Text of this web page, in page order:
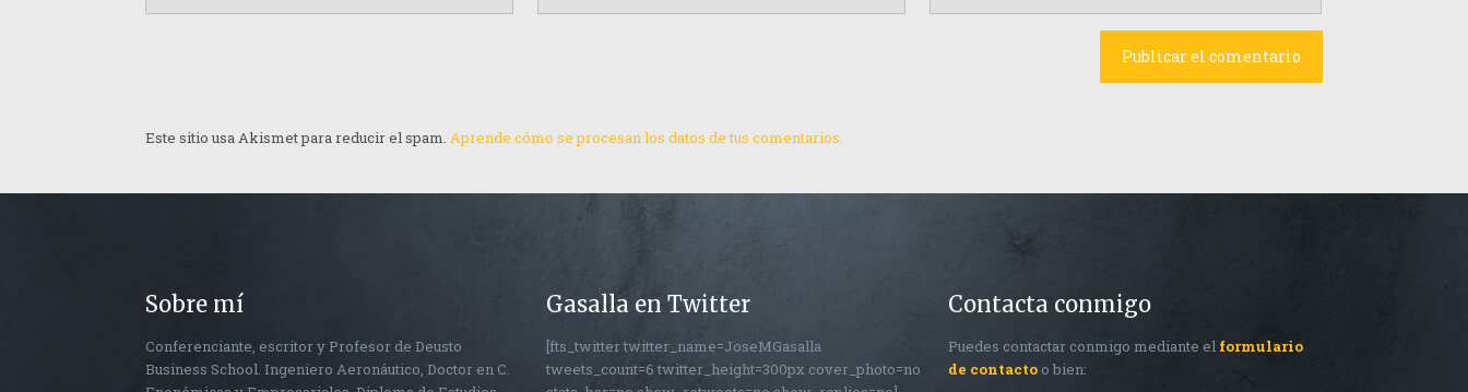
Este sitio usa Akismet para reducir el spam. Aprende cómo se procesan los datos de tus comentarios.
Sobre mí
Conferenciante, escritor y Profesor de Deusto
Business School. Ingeniero Aeronáutico, Doctor en C.
Gasalla en Twitter
[fts_twitter twitter_name=JoseMGasalla
tweets_count=6 twitter_height=300px cover_photo=no
Contacta conmigo
Puedes contactar conmigo mediante el formulario
de contactoo bien: